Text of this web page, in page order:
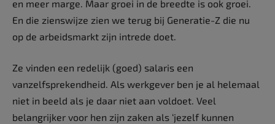
en meer marge. Maar groei in de breedte is ook groei.
En die zienswijze zien we terug bij Generatie-Z die nu
op de arbeidsmarkt zijn intrede doet.
Ze vinden een redelijk (goed) salaris een
vanzelfsprekendheid. Als werkgever ben je al helemaal
niet in beeld als je daar niet aan voldoet. Veel
belangrijker voor hen zijn zaken als ‘jezelf kunnen